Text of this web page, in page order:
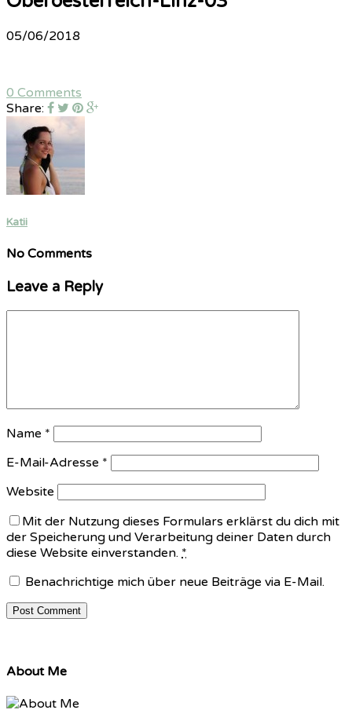
05/06/2018
0 Comments
Share:
Katii
No Comments
Leave a Reply
Name *
E-Mail-Adresse *
Website
Mit der Nutzung dieses Formulars erklärst du dich mit
der Speicherung und Verarbeitung deiner Daten durch
diese Website einverstanden. *
Benachrichtige mich über neue Beiträge via E-Mail.
About Me